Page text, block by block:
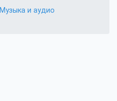
Музыка и аудио